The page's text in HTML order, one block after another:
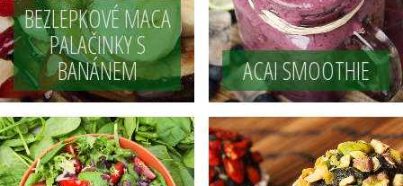
BEZLEPKOVÉ MACA
PALAČINKY S
BANÁNEM ACAI SMOOTHIE